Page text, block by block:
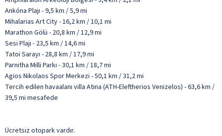
Ankóna Plajı - 9,5 km / 5,9 mi
Mihalarias Art City - 16,2 km / 10,1 mi
Marathon Gölü - 20,8 km / 12,9 mi
Sesi Plajı - 23,5 km / 14,6 mi
Tatoi Sarayı - 28,8 km / 17,9 mi
Parnitha Milli Parkı - 30,1 km / 18,7 mi
Agios Nikolaos Spor Merkezi - 50,1 km / 31,2 mi
Tercih edilen havaalanı villa Atina (ATH-Eleftherios Venizelos) - 63,6 km /
39,5 mi mesafede
Ücretsiz otopark vardır.